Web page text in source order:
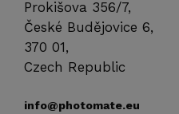
Prokišova 356/7,
České Budějovice 6,
370 01,
Czech Republic
info@photomate.eu